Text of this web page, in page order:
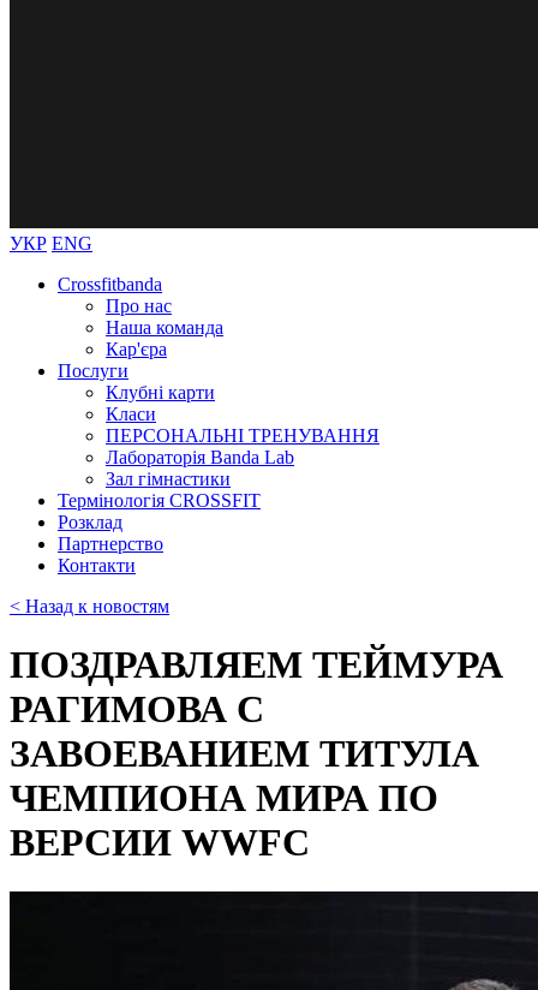
УКР ENG
Crossfitbanda
Про нас
Наша команда
Кар'єра
Послуги
Клубні карти
Класи
ПЕРСОНАЛЬНІ ТРЕНУВАННЯ
Лабораторія Banda Lab
Зал гімнастики
Термінологія CROSSFIT
Розклад
Партнерство
Контакти
< Назад к новостям
ПОЗДРАВЛЯЕМ ТЕЙМУРА
РАГИМОВА С
ЗАВОЕВАНИЕМ ТИТУЛА
ЧЕМПИОНА МИРА ПО
ВЕРСИИ WWFC